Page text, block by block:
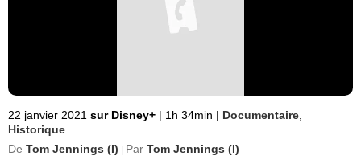
22 janvier 2021 sur Disney+ | 1h 34min | Documentaire
Historique
De Tom Jennings (I) Par Tom Jennings (I)